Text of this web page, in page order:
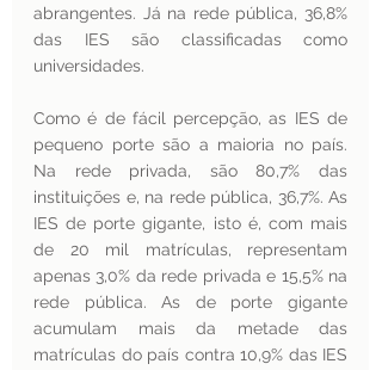
abrangentes. Já na rede pública, 36,8%
das IES são classificadas como
universidades.
Como é de fácil percepção, as IES de
pequeno porte são a maioria no país.
Na rede privada, são 80,7% das
instituições e, na rede pública, 36,7%. As
IES de porte gigante, isto é, com mais
de 20 mil matrículas, representam
apenas 3,0% da rede privada e 15,5% na
rede pública. As de porte gigante
acumulam mais da metade das
matrículas do país contra 10,9% das IES